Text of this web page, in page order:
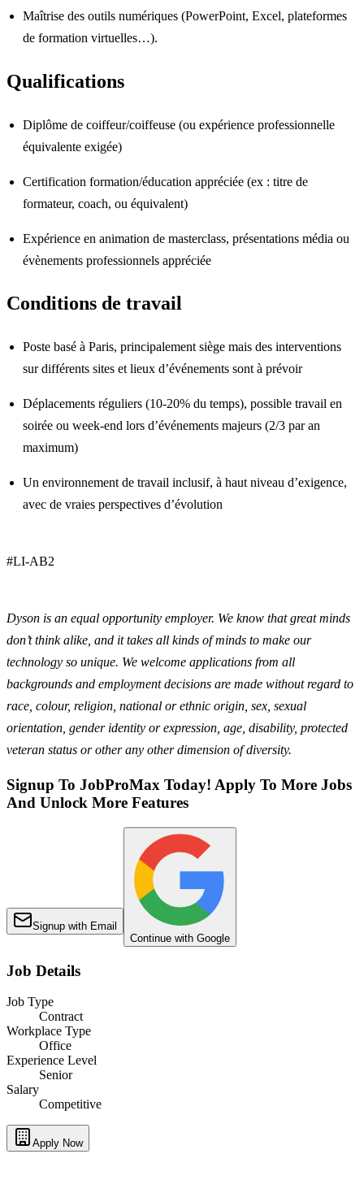
Maîtrise des outils numériques (PowerPoint, Excel, plateformes
de formation virtuelles…).
Qualifications
Diplôme de coiffeur/coiffeuse (ou expérience professionnelle
équivalente exigée)
Certification formation/éducation appréciée (ex : titre de
formateur, coach, ou équivalent)
Expérience en animation de masterclass, présentations média ou
évènements professionnels appréciée
Conditions de travail
Poste basé à Paris, principalement siège mais des interventions
sur différents sites et lieux d’événements sont à prévoir
Déplacements réguliers (10-20% du temps), possible travail en
soirée ou week-end lors d’événements majeurs (2/3 par an
maximum)
Un environnement de travail inclusif, à haut niveau d’exigence,
avec de vraies perspectives d’évolution
#LI-AB2
Dyson is an equal opportunity employer. We know that great minds
don’t think alike, and it takes all kinds of minds to make our
technology so unique. We welcome applications from all
backgrounds and employment decisions are made without regard to
race, colour, religion, national or ethnic origin, sex, sexual
orientation, gender identity or expression, age, disability, protected
veteran status or other any other dimension of diversity.
Signup To JobProMax Today! Apply To More Jobs
And Unlock More Features
Signup with Email
Continue with Google
Job Details
Job Type
Contract
Workplace Type
Office
Experience Level
Senior
Salary
Competitive
Apply Now